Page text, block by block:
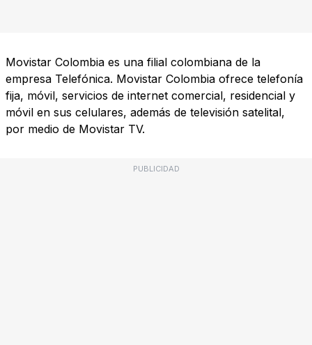
Movistar Colombia es una filial colombiana de la
empresa Telefónica. Movistar Colombia ofrece telefonía
fija, móvil, servicios de internet comercial, residencial y
móvil en sus celulares, además de televisión satelital,
por medio de Movistar TV.
PUBLICIDAD